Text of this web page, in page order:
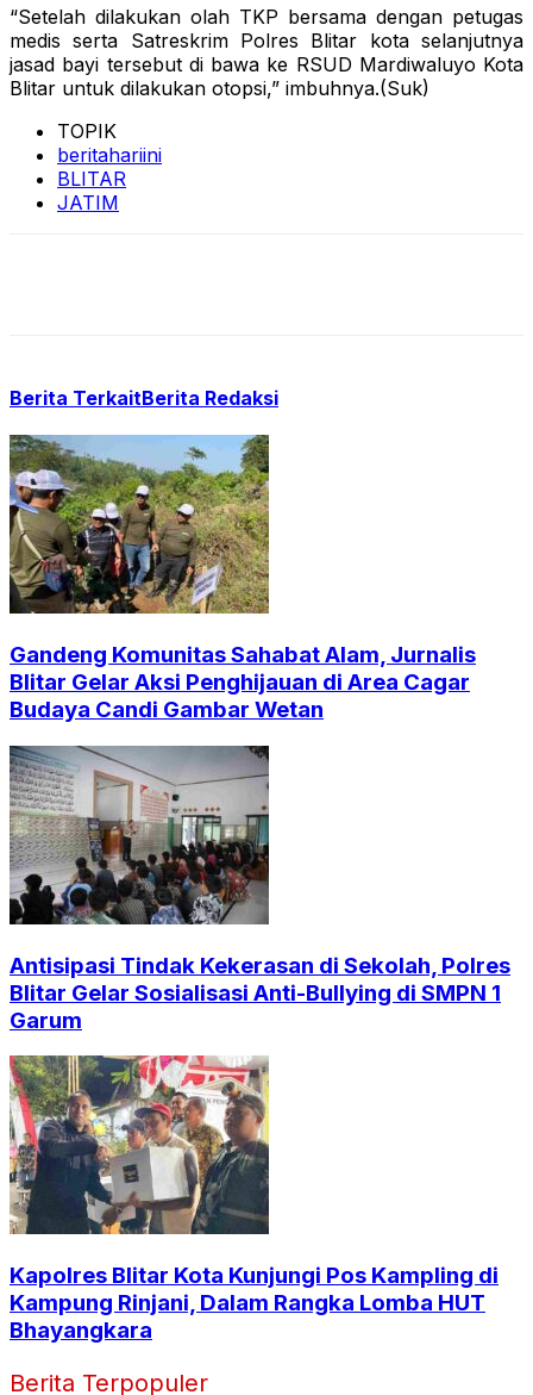
“Setelah dilakukan olah TKP bersama dengan petugas
medis serta Satreskrim Polres Blitar kota selanjutnya
jasad bayi tersebut di bawa ke RSUD Mardiwaluyo Kota
Blitar untuk dilakukan otopsi,” imbuhnya.(Suk)
TOPIK
beritahariini
BLITAR
JATIM
Berita TerkaitBerita Redaksi
Gandeng Komunitas Sahabat Alam, Jurnalis
Blitar Gelar Aksi Penghijauan di Area Cagar
Budaya Candi Gambar Wetan
Antisipasi Tindak Kekerasan di Sekolah, Polres
Blitar Gelar Sosialisasi Anti-Bullying di SMPN 1
Garum
Kapolres Blitar Kota Kunjungi Pos Kampling di
Kampung Rinjani, Dalam Rangka Lomba HUT
Bhayangkara
Berita Terpopuler